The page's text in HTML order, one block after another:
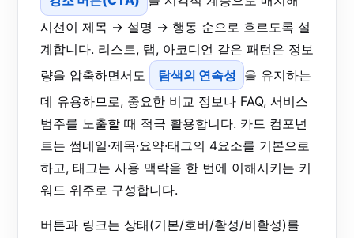
시선이 제목 → 설명 → 행동 순으로 흐르도록 설
계합니다. 리스트, 탭, 아코디언 같은 패턴은 정보
량을 압축하면서도
탐색의 연속성 을 유지하는
데 유용하므로, 중요한 비교 정보나 FAQ, 서비스
범주를 노출할 때 적극 활용합니다. 카드 컴포넌
트는 썸네일·제목·요약·태그의 4요소를 기본으로
하고, 태그는 사용 맥락을 한 번에 이해시키는 키
워드 위주로 구성합니다.
버튼과 링크는 상태(기본/호버/활성/비활성)를